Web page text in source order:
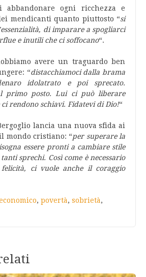
ogni ricchezza e
mendicanti quanto piuttosto “si
di imparare a spogliarci
e inutili che ci soffocano“.
avere un traguardo ben
“distacchiamoci dalla brama
idolatrato e poi sprecato.
primo posto. Lui ci può liberare
rendono schiavi. Fidatevi di Dio!“
lancia una nuova sfida ai
mondo cristiano: “per superare la
essere pronti a cambiare stile
sprechi. Così come è necessario
ci vuole anche il coraggio
, povertà, sobrietà,